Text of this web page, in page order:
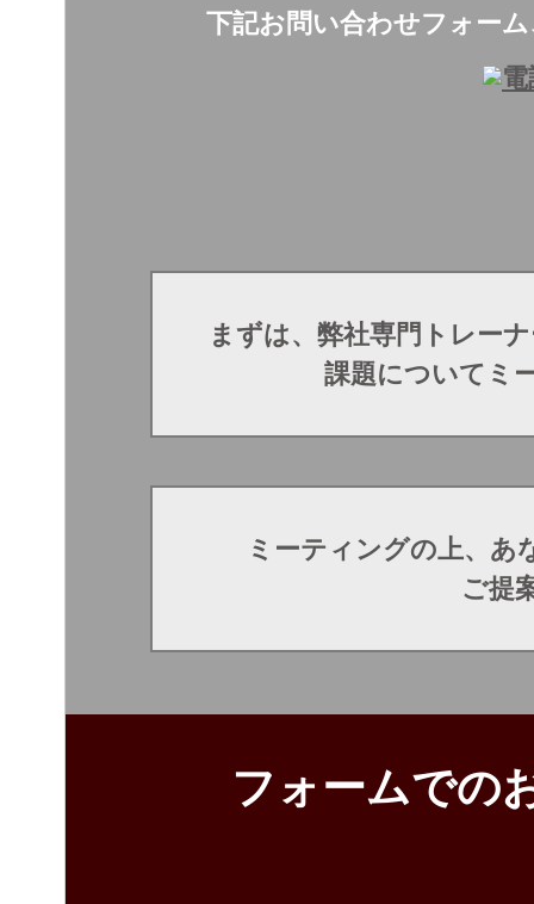
下記お問い合わせフォー
まずは、弊社専門トレー
課題についてミ
ミーティングの上、あ
ご提
フォームでの